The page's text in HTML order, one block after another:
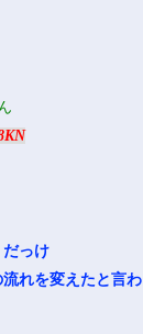
っけ
れを変えたと言わ